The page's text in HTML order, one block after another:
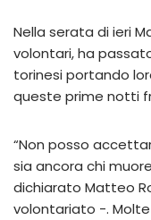
Nella serata di ieri
volontari, ha
torinesi portando
queste prime notti
“Non posso
sia ancora chi
dichiarato Matteo
volontariato -.